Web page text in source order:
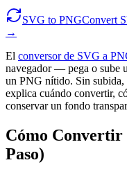
SVG to PNGConvert
→
El conversor de SVG a
navegador — pega o sube
un PNG nítido. Sin subida,
explica cuándo convertir,
conservar un fondo
Cómo Convertir
Paso)